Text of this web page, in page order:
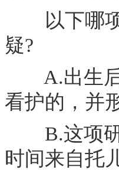
以下哪项
疑?
A.出生后
看护的，并
B.这项研
时间来自托